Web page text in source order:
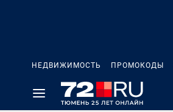
НЕДВИЖИМОСТЬ ПРОМОКОДЫ